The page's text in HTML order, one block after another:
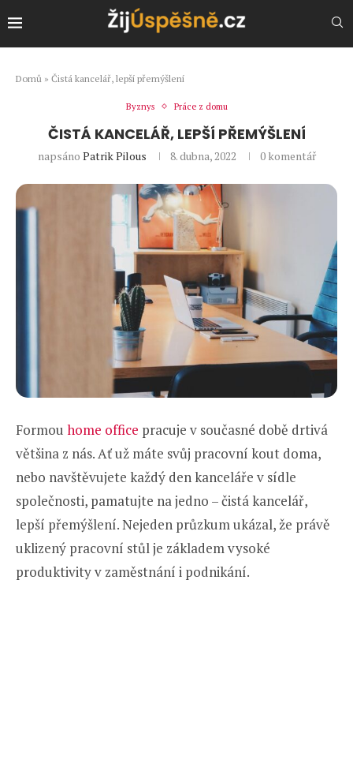
Domů » Čistá kancelář, lepší přemýšlení
Byznys Práce z domu
ČISTÁ KANCELÁŘ, LEPŠÍ PŘEMÝŠLENÍ
napsáno Patrik Pilous 8. dubna, 2022 0 komentář
Formou home office pracuje v současné době drtivá
většina z nás. Ať už máte svůj pracovní kout doma,
nebo navštěvujete každý den kanceláře v sídle
společnosti, pamatujte na jedno – čistá kancelář,
lepší přemýšlení. Nejeden průzkum ukázal, že právě
uklizený pracovní stůl je základem vysoké
produktivity v zaměstnání i podnikání.